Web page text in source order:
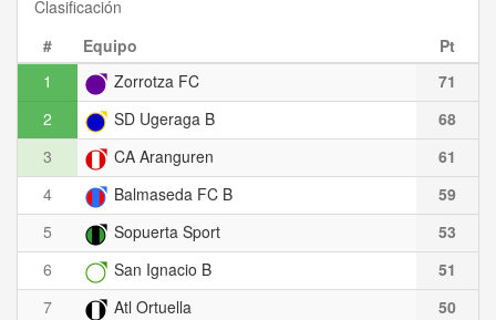
Clasificación
#
Equipo
Pt
1
Zorrotza FC
71
2
SD Ugeraga B
68
3
CA Aranguren
61
4
Balmaseda FC B
59
5
Sopuerta Sport
53
6
San Ignacio B
51
7
Atl Ortuella
50